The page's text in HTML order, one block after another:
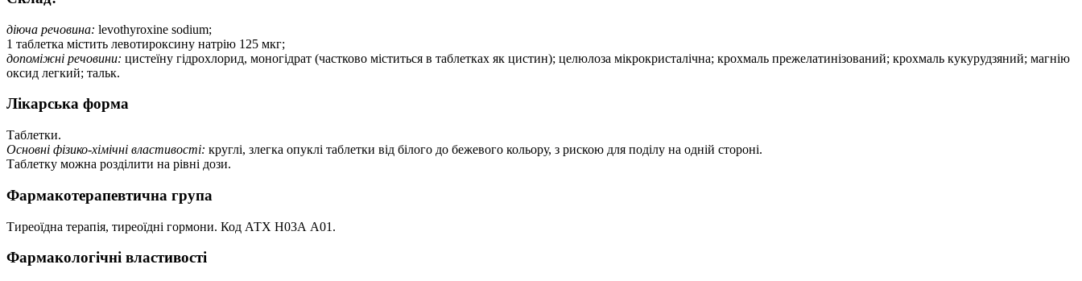
діюча речовина: levothyroxine sodium;
1 таблетка містить левотироксину натрію 125 мкг;
допоміжні речовини: цистеїну гідрохлорид, моногідрат (частково міститься в таблетках як цистин); целюлоза мікрокристалічна; крохмаль прежелатинізований; крохмаль кукурудзяний; магнію
оксид легкий; тальк.
Лікарська форма
Таблетки.
Основні фізико-хімічні властивості: круглі, злегка опуклі таблетки від білого до бежевого кольору, з рискою для поділу на одній стороні.
Таблетку можна розділити на рівні дози.
Фармакотерапевтична група
Тиреоїдна терапія, тиреоїдні гормони. Код АТХ Н03А А01.
Фармакологічні властивості